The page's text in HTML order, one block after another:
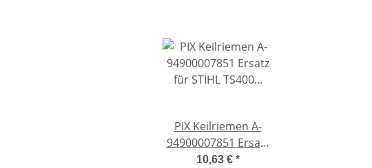
PIX Keilriemen A-
94900007851 Ersatz
für STIHL TS400
10,63 € *